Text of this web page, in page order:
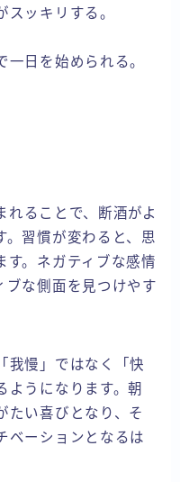
ッキリする。
日を始められる。
れることで、断酒がよ
。習慣が変わると、思
す。ネガティブな感情
ブな側面を見つけやす
我慢」ではなく「快
ようになります。朝
たい喜びとなり、そ
ベーションとなるは